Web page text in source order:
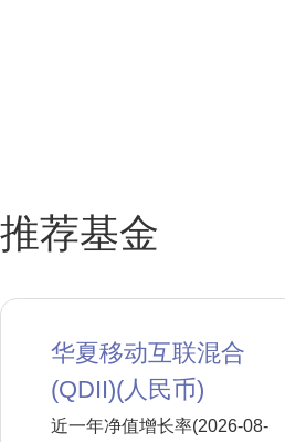
推荐基金
华夏移动互联混合
(QDII)(人民币)
近一年净值增长率(2026-08-